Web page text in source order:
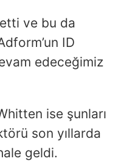
ve bu da
ID
edeceğimiz
ise şunları
son yıllarda
geldi.